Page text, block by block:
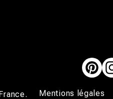
. Mentions légales